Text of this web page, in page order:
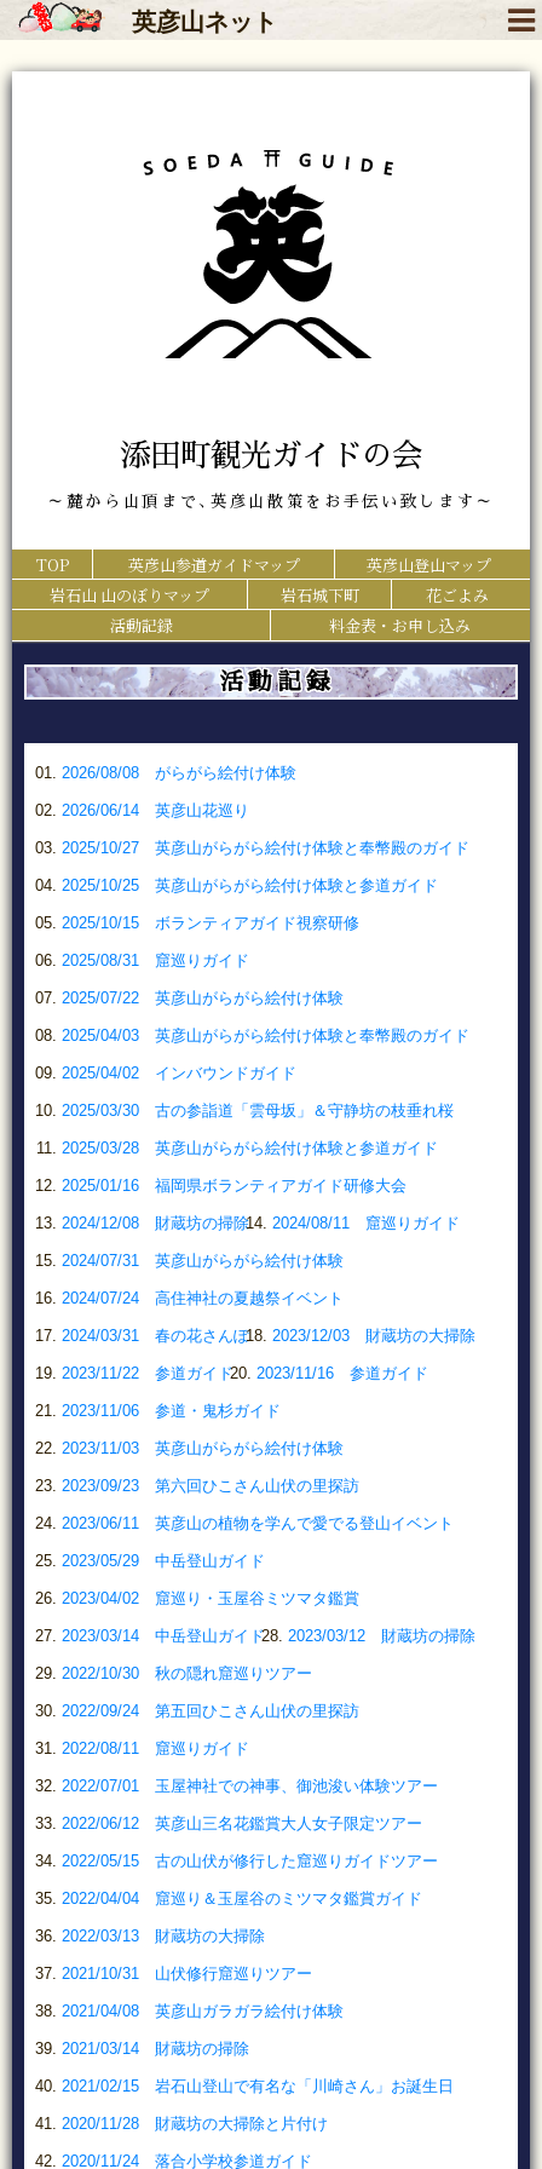
英彦山ネット
添田町観光ガイドの会
～麓から山頂まで､英彦山散策をお手伝い致します～
TOP 英彦山参道ガイドマップ
英彦山登山マップ
岩石山 山のぼりマップ
岩石城下町
花ごよみ
活動記録
料金表・お申し込み
活動記録
2026/08/08 がらがら絵付け体験
2026/06/14 英彦山花巡り
2025/10/27 英彦山がらがら絵付け体験と奉幣殿のガイド
2025/10/25 英彦山がらがら絵付け体験と参道ガイド
2025/10/15 ボランティアガイド視察研修
2025/08/31 窟巡りガイド
2025/07/22 英彦山がらがら絵付け体験
2025/04/03 英彦山がらがら絵付け体験と奉幣殿のガイド
2025/04/02 インバウンドガイド
2025/03/30 古の参詣道「雲母坂」＆守静坊の枝垂れ桜
2025/03/28 英彦山がらがら絵付け体験と参道ガイド
2025/01/16 福岡県ボランティアガイド研修大会
2024/12/08 財蔵坊の掃除 2024/08/11 窟巡りガイド
2024/07/31 英彦山がらがら絵付け体験
2024/07/24 高住神社の夏越祭イベント
2024/03/31 春の花さんぽ 2023/12/03 財蔵坊の大掃除
2023/11/22 参道ガイド 2023/11/16 参道ガイド
2023/11/06 参道・鬼杉ガイド
2023/11/03 英彦山がらがら絵付け体験
2023/09/23 第六回ひこさん山伏の里探訪
2023/06/11 英彦山の植物を学んで愛でる登山イベント
2023/05/29 中岳登山ガイド
2023/04/02 窟巡り・玉屋谷ミツマタ鑑賞
2023/03/14 中岳登山ガイド 2023/03/12 財蔵坊の掃除
2022/10/30 秋の隠れ窟巡りツアー
2022/09/24 第五回ひこさん山伏の里探訪
2022/08/11 窟巡りガイド
2022/07/01 玉屋神社での神事、御池浚い体験ツアー
2022/06/12 英彦山三名花鑑賞大人女子限定ツアー
2022/05/15 古の山伏が修行した窟巡りガイドツアー
2022/04/04 窟巡り＆玉屋谷のミツマタ鑑賞ガイド
2022/03/13 財蔵坊の大掃除
2021/10/31 山伏修行窟巡りツアー
2021/04/08 英彦山ガラガラ絵付け体験
2021/03/14 財蔵坊の掃除
2021/02/15 岩石山登山で有名な「川崎さん」お誕生日
2020/11/28 財蔵坊の大掃除と片付け
2020/11/24 落合小学校参道ガイド